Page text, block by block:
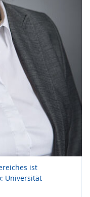
ist
Universität